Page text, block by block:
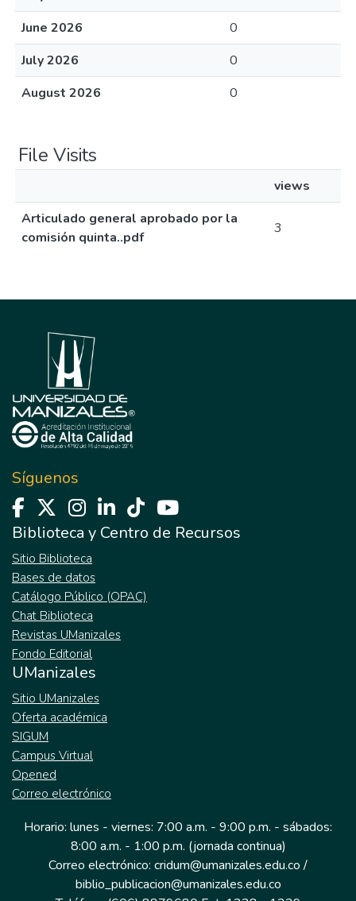
June 2026
0
July 2026
0
August 2026
0
File Visits
views
Articulado general aprobado por la
comisión quinta..pdf
3
Síguenos
Biblioteca y Centro de Recursos
Sitio Biblioteca
Bases de datos
Catálogo Público (OPAC)
Chat Biblioteca
Revistas UManizales
Fondo Editorial
UManizales
Sitio UManizales
Oferta académica
SIGUM
Campus Virtual
Opened
Correo electrónico
Horario: lunes - viernes: 7:00 a.m. - 9:00 p.m. - sábados:
8:00 a.m. - 1:00 p.m. (jornada continua)
Correo electrónico: cridum@umanizales.edu.co /
biblio_publicacion@umanizales.edu.co